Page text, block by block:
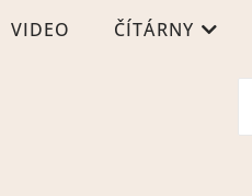
VIDEO ČÍTÁRNY